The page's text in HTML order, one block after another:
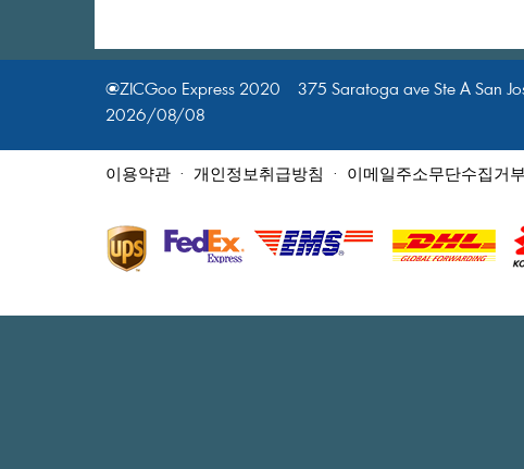
2026/08/08
이용약관 · 개인정보취급방침 · 이메일주소무단수집거부